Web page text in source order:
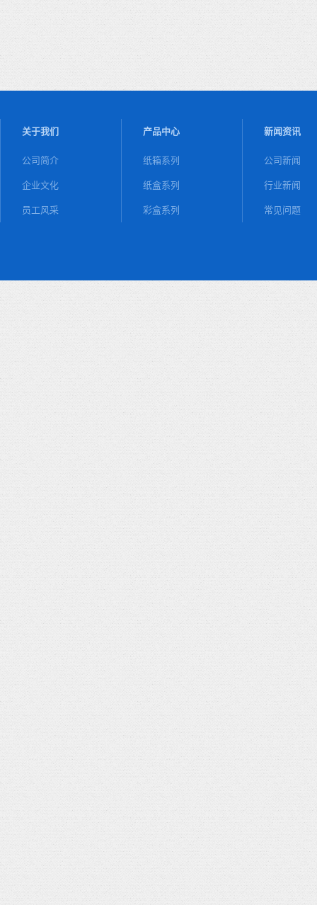
关于我们
公司简介
企业文化
员工风采
产品中心
纸箱系列
纸盒系列
彩盒系列
新闻资讯
公司新闻
行业新闻
常见问题